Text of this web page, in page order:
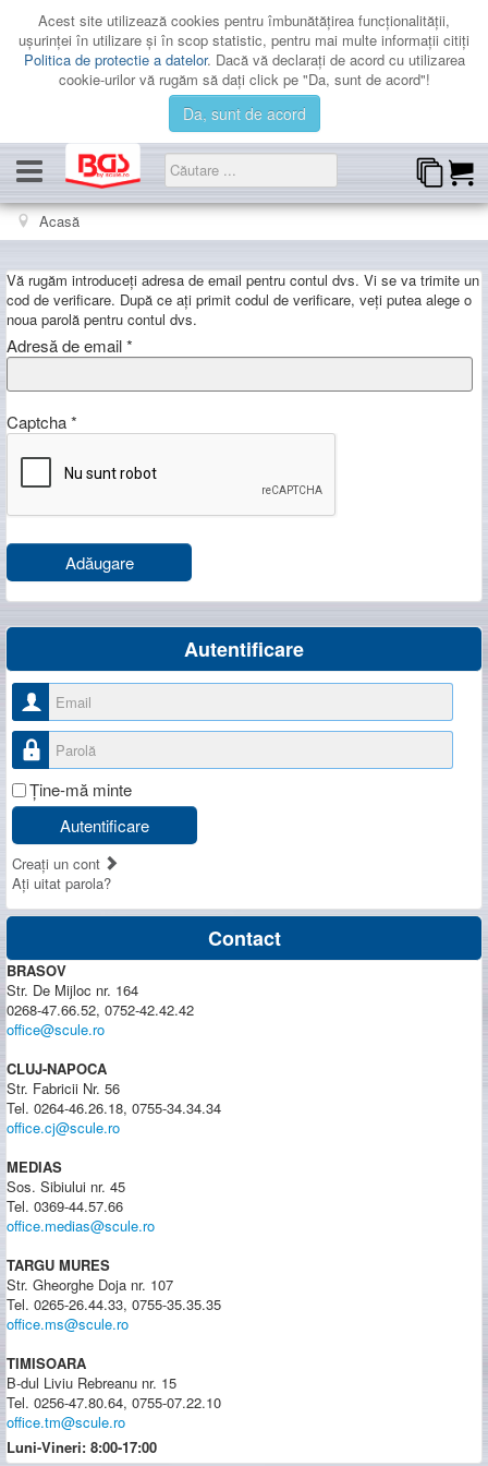
Acest site utilizează cookies pentru îmbunătăţirea funcţionalităţii,
uşurinţei în utilizare şi în scop statistic, pentru mai multe informaţii citiţi
Politica de protectie a datelor. Dacă vă declaraţi de acord cu utilizarea
cookie-urilor vă rugăm să daţi click pe "Da, sunt de acord"!
Da, sunt de acord
CATEGORII
LICHIDARE
CATALOAGE
CONTACT
Acasă
Vă rugăm introduceți adresa de email pentru contul dvs. Vi se va trimite un
cod de verificare. După ce ați primit codul de verificare, veți putea alege o
noua parolă pentru contul dvs.
Adresă de email*
Captcha*
Adăugare
Autentificare
Nume utilizator
Parolă
Ţine-mă minte
Autentificare
Creaţi un cont
Aţi uitat parola?
Contact
BRASOV
Str. De Mijloc nr. 164
0268-47.66.52, 0752-42.42.42
office@scule.ro
CLUJ-NAPOCA
Str. Fabricii Nr. 56
Tel. 0264-46.26.18, 0755-34.34.34
office.cj@scule.ro
MEDIAS
Sos. Sibiului nr. 45
Tel. 0369-44.57.66
office.medias@scule.ro
TARGU MURES
Str. Gheorghe Doja nr. 107
Tel. 0265-26.44.33, 0755-35.35.35
office.ms@scule.ro
TIMISOARA
B-dul Liviu Rebreanu nr. 15
Tel. 0256-47.80.64, 0755-07.22.10
office.tm@scule.ro
Luni-Vineri: 8:00-17:00